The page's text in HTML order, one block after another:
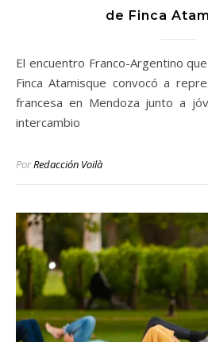
de Finca
El encuentro Franco-Argentino que tuvo lugar en el golf de
Finca Atamisque convocó a
francesa en Mendoza junto a
intercambio
PorRedacción Voilà